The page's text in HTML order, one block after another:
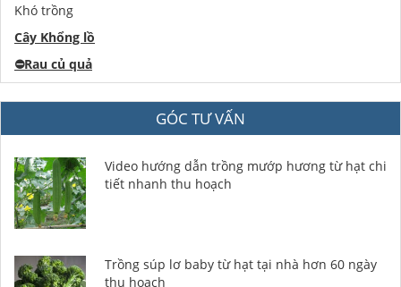
Khó trồng
Cây Khổng lồ
⛔️Rau củ quả
GÓC TƯ VẤN
Video hướng dẫn trồng mướp hương từ hạt chi
tiết nhanh thu hoạch
Trồng súp lơ baby từ hạt tại nhà hơn 60 ngày
thu hoạch